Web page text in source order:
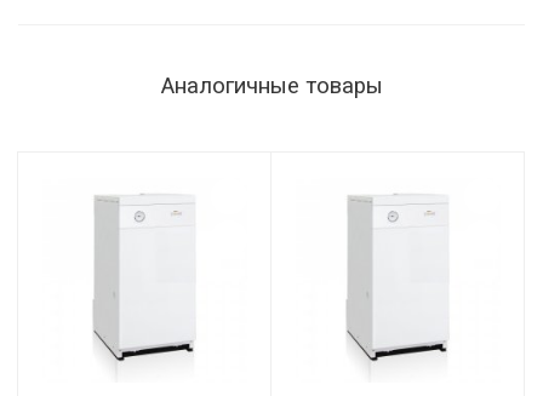
Аналогичные товары